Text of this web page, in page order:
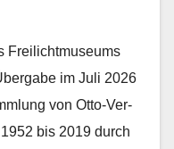
Freilichtmuseums
im Juli 2026
von Otto-Ver­
bis 2019 durch